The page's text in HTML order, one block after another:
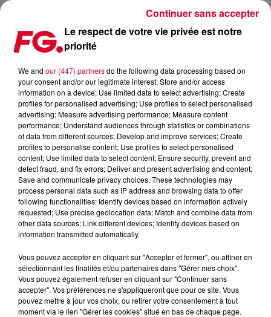
AUTEUR D'UN DES REMIXES PHARES DE 2025, DISCO LINES
Publié : 27 janvier 2026 à 8h11 par Antony HARARI
Le respect de votre vie privée est notre
priorité
We and our (447) partnersdo the following data processing based on
your consent and/or our legitimate interest: Store and/or access
information on a device; Use limited data to select advertising; Create
profiles for personalised advertising; Use profiles to select personalised
advertising; Measure advertising performance; Measure content
performance; Understand audiences through statistics or combinations
of data from different sources; Develop and improve services; Create
profiles to personalise content; Use profiles to select personalised
content; Use limited data to select content; Ensure security, prevent and
detect fraud, and fix errors; Deliver and present advertising and content;
Save and communicate privacy choices. These technologies may
process personal data such as IP address and browsing data to offer
following functionalities: Identify devices based on information actively
requested; Use precise geolocation data; Match and combine data from
other data sources; Link different devices; Identify devices based on
information transmitted automatically.
Vous pouvez accepter en cliquant sur "Accepter et fermer", ou affiner en
sélectionnant les finalités et/ou partenaires dans "Gérer mes choix".
Vous pouvez également refuser en cliquant sur "Continuer sans
accepter". Vos préférences ne s'appliqueront que pour ce site. Vous
pouvez mettre à jour vos choix, ou retirer votre consentement à tout
moment via le lien "Gérer les cookies" situé en bas de chaque page.
Continuer sans accepter